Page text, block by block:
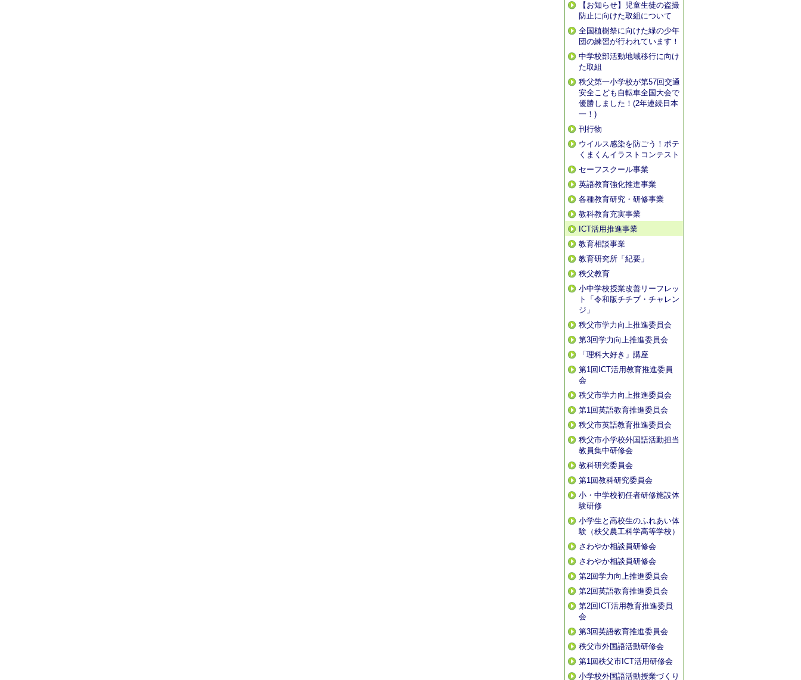
【お知らせ】児童生徒の盗撮
防止に向けた取組について
全国植樹祭に向けた緑の少年
団の練習が行われています！
中学校部活動地域移行に向け
た取組
秩父第一小学校が第57回交通
安全こども自転車全国大会で
優勝しました！(2年連続日本
一！)
刊行物
ウイルス感染を防ごう！ポテ
くまくんイラストコンテスト
セーフスクール事業
英語教育強化推進事業
各種教育研究・研修事業
教科教育充実事業
ICT活用推進事業
教育相談事業
教育研究所「紀要」
秩父教育
小中学校授業改善リーフレッ
ト「令和版チチブ・チャレン
ジ」
秩父市学力向上推進委員会
第3回学力向上推進委員会
「理科大好き」講座
第1回ICT活用教育推進委員
会
秩父市学力向上推進委員会
第1回英語教育推進委員会
秩父市英語教育推進委員会
秩父市小学校外国語活動担当
教員集中研修会
教科研究委員会
第1回教科研究委員会
小・中学校初任者研修施設体
験研修
小学生と高校生のふれあい体
験（秩父農工科学高等学校）
さわやか相談員研修会
さわやか相談員研修会
第2回学力向上推進委員会
第2回英語教育推進委員会
第2回ICT活用教育推進委員
会
第3回英語教育推進委員会
秩父市外国語活動研修会
第1回秩父市ICT活用研修会
小学校外国語活動授業づくり